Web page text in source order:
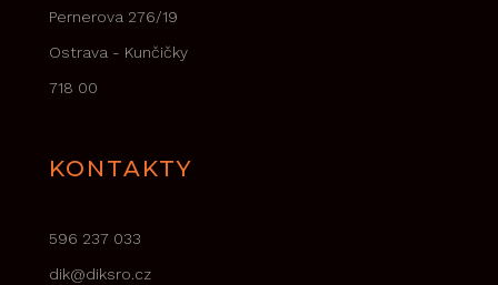
Pernerova 276/19
Ostrava - Kunčičky
718 00
KONTAKTY
596 237 033
dik@diksro.cz